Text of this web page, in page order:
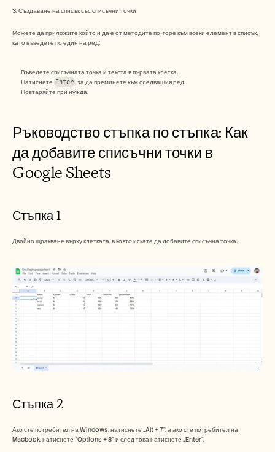
3. Създаване на списък със списъчни точки
Можете да приложите който и да е от методите по-горе към всеки елемент в списък,
като въведете по един на ред:
Въведете списъчната точка и текста в първата клетка.
Натиснете Enter, за да преминете към следващия ред.
Повтаряйте при нужда.
Ръководство стъпка по стъпка: Как
да добавите списъчни точки в
Google Sheets
Стъпка 1
Двойно щракване върху клетката, в която искате да добавите списъчна точка.
Стъпка 2
Ако сте потребител на Windows, натиснете „Alt + 7“, а ако сте потребител на
Macbook, натиснете ˘Options + 8˘ и след това натиснете „Enter“.